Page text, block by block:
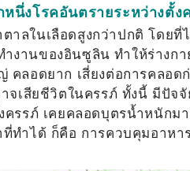
นึ่งโรคอันตรายระหว่างตั้ง
าลในเลือดสูงกว่าปกติ โดยที่
งานของอินซูลิน ทำให้ร่างก
คลอดยาก เสี่ยงต่อการคลอด
จเสียชีวิตในครรภ์ ทั้งนี้ มีปั
ครรภ์ เคยคลอดบุตรน้ำหนัก
ที่ทำได้ ก็คือ การควบคุมอาห